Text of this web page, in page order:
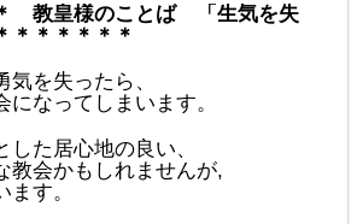
教皇様のことば 「生気を失
＊＊＊＊＊
気を失ったら、
になってしまいます。
した居心地の良い、
教会かもしれませんが,
す。